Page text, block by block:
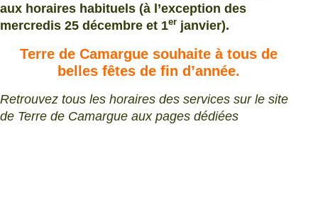
aux horaires habituels (à l’exception des
mercredis 25 décembre et 1er janvier).
Terre de Camargue souhaite à tous de
belles fêtes de fin d’année.
Retrouvez tous les horaires des services sur le site
de Terre de Camargue aux pages dédiées